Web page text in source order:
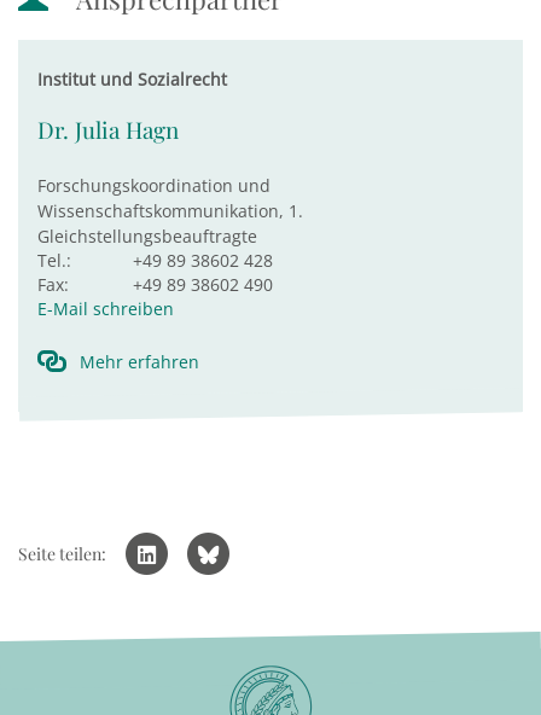
Institut und Sozialrecht
Dr. Julia Hagn
Forschungskoordination und
Wissenschaftskommunikation, 1.
Gleichstellungsbeauftragte
Tel.:
+49 89 38602 428
Fax:
+49 89 38602 490
E-Mail schreiben
Mehr erfahren
Seite teilen: